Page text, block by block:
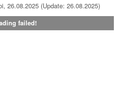
26.08.2025 (Update: 26.08.2025)
failed!